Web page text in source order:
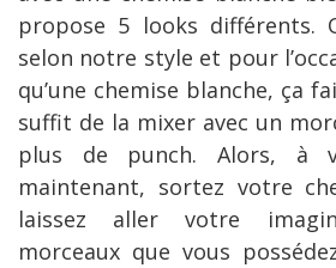
propose 5 looks différents.
selon notre style et pour
qu’une chemise blanche, ça
suffit de la mixer avec un
plus de punch. Alors, à
maintenant, sortez votre
laissez aller votre
morceaux que vous